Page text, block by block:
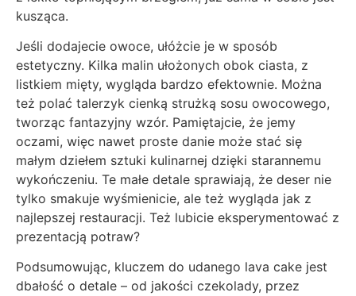
kusząca.
Jeśli dodajecie owoce, ułóżcie je w sposób
estetyczny. Kilka malin ułożonych obok ciasta, z
listkiem mięty, wygląda bardzo efektownie. Można
też polać talerzyk cienką strużką sosu owocowego,
tworząc fantazyjny wzór. Pamiętajcie, że jemy
oczami, więc nawet proste danie może stać się
małym dziełem sztuki kulinarnej dzięki starannemu
wykończeniu. Te małe detale sprawiają, że deser nie
tylko smakuje wyśmienicie, ale też wygląda jak z
najlepszej restauracji. Też lubicie eksperymentować z
prezentacją potraw?
Podsumowując, kluczem do udanego lava cake jest
dbałość o detale – od jakości czekolady, przez